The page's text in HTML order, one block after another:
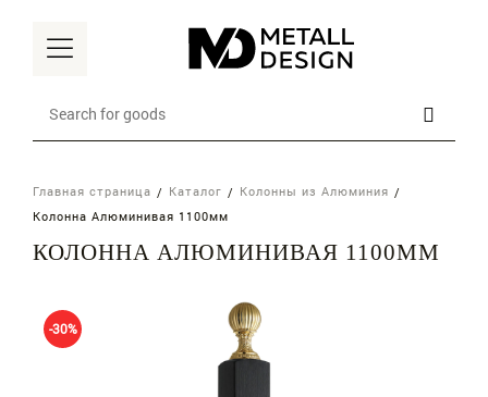
Главная страница Каталог
Колонны из Алюминия
Колонна Алюминивая 1100мм
КОЛОННА АЛЮМИНИВАЯ 1100ММ
-30%
Главная
Каталог
Наши преимущества